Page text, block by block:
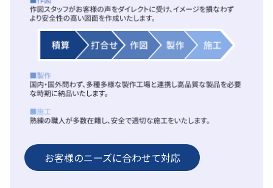
お客様のニーズに合わせて対応